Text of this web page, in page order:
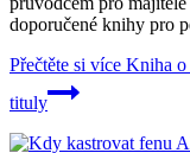
doporučené knihy pro
Přečtěte si více Kniha o
tituly